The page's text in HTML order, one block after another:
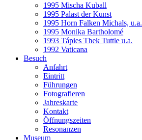
1995 Mischa Kuball
1995 Palast der Kunst
1995 Horn Falken Michals, u.a.
1995 Monika Bartholomé
1993 Tápies Thek Tuttle u.a.
1992 Vaticana
Besuch
Anfahrt
Eintritt
Führungen
Fotografieren
Jahreskarte
Kontakt
Öffnungszeiten
Resonanzen
Museum